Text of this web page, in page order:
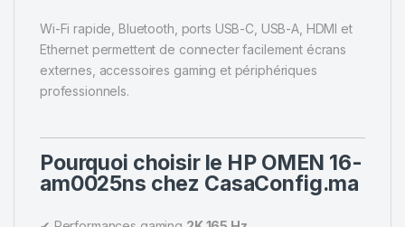
Wi-Fi rapide, Bluetooth, ports USB-C, USB-A, HDMI et
Ethernet permettent de connecter facilement écrans
externes, accessoires gaming et périphériques
professionnels.
Pourquoi choisir le HP OMEN 16-
am0025ns chez CasaConfig.ma